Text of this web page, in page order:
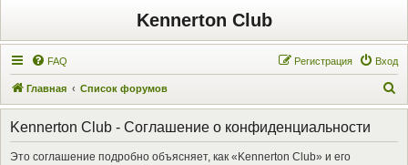
Kennerton Club
FAQ Вход
Регистрация
Главная Список форумов
о
Kennerton Club - Соглашение о конфиденциальности
Это соглашение подробно объясняет, как «Kennerton Club» и его